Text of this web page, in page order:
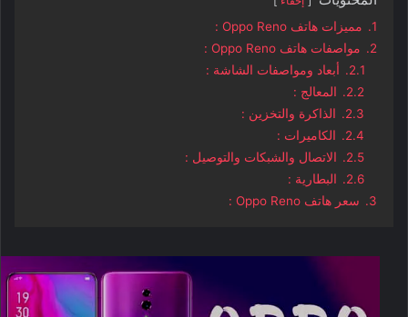
1.
مميزات هاتف Oppo Reno :
2.
مواصفات هاتف Oppo Reno :
2.1.
أبعاد ومواصفات الشاشة :
2.2.
المعالج :
2.3.
الذاكرة والتخزين :
2.4.
الكاميرات :
2.5.
الاتصال والشبكات والتوصيل :
2.6.
البطارية :
3.
سعر هاتف Oppo Reno :